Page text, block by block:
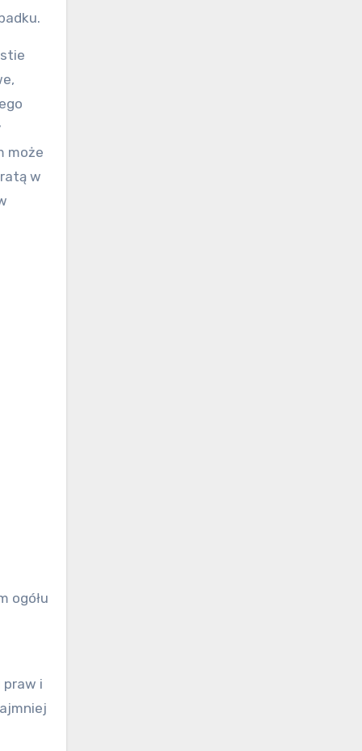
może
w
ogółu
praw i